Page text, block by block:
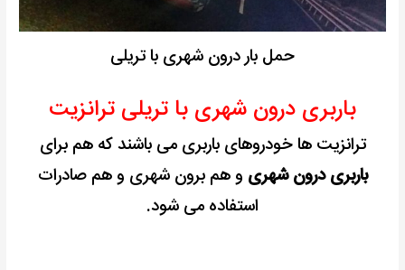
حمل بار درون شهری با تریلی
باربری درون شهری با تریلی ترانزیت
ترانزیت ها خودروهای باربری می باشند که هم برای
باربری درون شهری و هم برون شهری و هم صادرات
استفاده می شود.